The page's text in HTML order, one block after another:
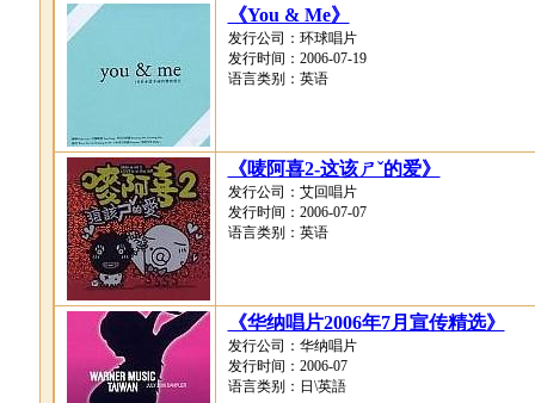
《You & Me》
发行公司：环球唱片
发行时间：2006-07-19
语言类别：英语
《唛阿喜2-这该ㄕˇ的爱》
发行公司：艾回唱片
发行时间：2006-07-07
语言类别：英语
《华纳唱片2006年7月宣传精选》
发行公司：华纳唱片
发行时间：2006-07
语言类别：日\英語